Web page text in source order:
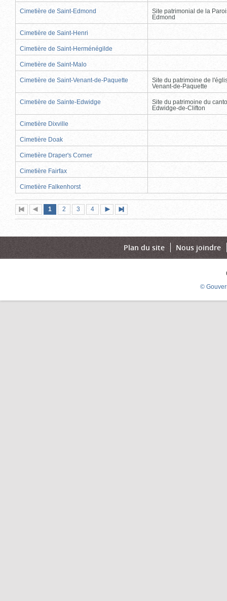
Cimetière de Saint-Edmond
Site patrimonial de la
Edmond
Cimetière de Saint-Henri
Cimetière de Saint-Herménégilde
Cimetière de Saint-Malo
Cimetière de Saint-Venant-de-Paquette
Site du patrimoine de
Venant-de-Paquette
Cimetière de Sainte-Edwidge
Site du patrimoine du
Edwidge-de-Clifton
Cimetière Dixville
Cimetière Doak
Cimetière Draper's Corner
Cimetière Fairfax
Cimetière Falkenhorst
Première
page
Page
précédente
Page
1 (page
actuelle)
Page
2 Page
3 Page
4
suivante
page
Plan du site Nous joindre
©